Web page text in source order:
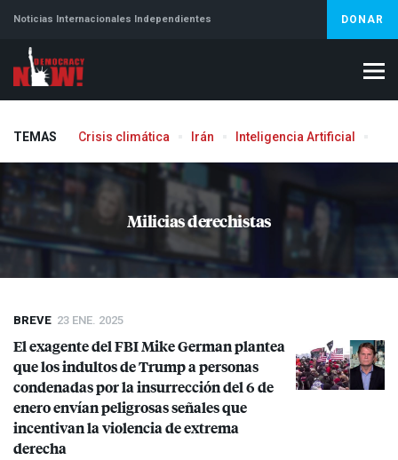
Noticias Internacionales Independientes DONAR
TEMAS Crisis climática Irán Inteligencia Artificial
Milicias derechistas
BREVE 23 ENE. 2025
El exagente delFBIMike German plantea
que los indultos de Trump a personas
condenadas por la insurrección del 6 de
enero envían peligrosas señales que
incentivan la violencia de extrema
derecha